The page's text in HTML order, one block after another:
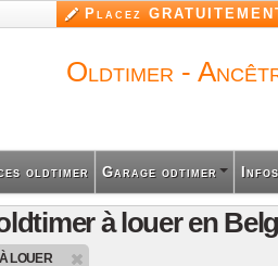
Placez
Oldtimer -
oldtimer Garage odtimer
à louer en
LOUER